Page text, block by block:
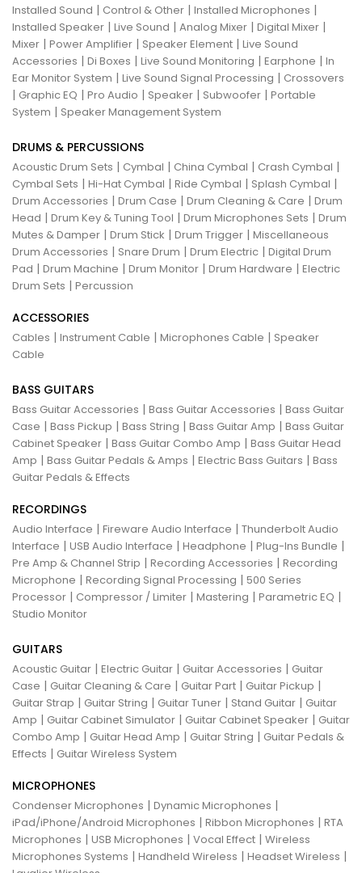
Installed Sound | Control & Other | Installed Microphones |
Installed Speaker | Live Sound | Analog Mixer | Digital Mixer |
Mixer | Power Amplifier | Speaker Element | Live Sound
Accessories | Di Boxes | Live Sound Monitoring | Earphone | In
Ear Monitor System | Live Sound Signal Processing | Crossovers
| Graphic EQ | Pro Audio | Speaker | Subwoofer | Portable
System | Speaker Management System
DRUMS & PERCUSSIONS
Acoustic Drum Sets | Cymbal | China Cymbal | Crash Cymbal |
Cymbal Sets | Hi-Hat Cymbal | Ride Cymbal | Splash Cymbal |
Drum Accessories | Drum Case | Drum Cleaning & Care | Drum
Head | Drum Key & Tuning Tool | Drum Microphones Sets | Drum
Mutes & Damper | Drum Stick | Drum Trigger | Miscellaneous
Drum Accessories | Snare Drum | Drum Electric | Digital Drum
Pad | Drum Machine | Drum Monitor | Drum Hardware | Electric
Drum Sets | Percussion
ACCESSORIES
Cables | Instrument Cable | Microphones Cable | Speaker
Cable
BASS GUITARS
Bass Guitar Accessories | Bass Guitar Accessories | Bass Guitar
Case | Bass Pickup | Bass String | Bass Guitar Amp | Bass Guitar
Cabinet Speaker | Bass Guitar Combo Amp | Bass Guitar Head
Amp | Bass Guitar Pedals & Amps | Electric Bass Guitars | Bass
Guitar Pedals & Effects
RECORDINGS
Audio Interface | Fireware Audio Interface | Thunderbolt Audio
Interface | USB Audio Interface | Headphone | Plug-Ins Bundle |
Pre Amp & Channel Strip | Recording Accessories | Recording
Microphone | Recording Signal Processing | 500 Series
Processor | Compressor / Limiter | Mastering | Parametric EQ |
Studio Monitor
GUITARS
Acoustic Guitar | Electric Guitar | Guitar Accessories | Guitar
Case | Guitar Cleaning & Care | Guitar Part | Guitar Pickup |
Guitar Strap | Guitar String | Guitar Tuner | Stand Guitar | Guitar
Amp | Guitar Cabinet Simulator | Guitar Cabinet Speaker | Guitar
Combo Amp | Guitar Head Amp | Guitar String | Guitar Pedals &
Effects | Guitar Wireless System
MICROPHONES
Condenser Microphones | Dynamic Microphones |
iPad/iPhone/Android Microphones | Ribbon Microphones | RTA
Microphones | USB Microphones | Vocal Effect | Wireless
Microphones Systems | Handheld Wireless | Headset Wireless |